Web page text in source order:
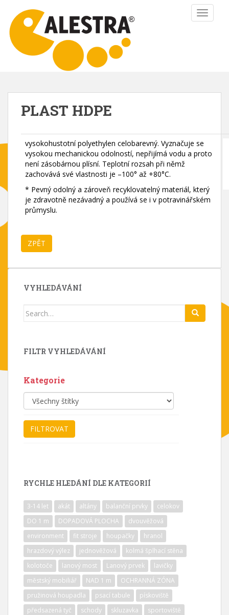
n
PLAST HDPE
vysokohustotní polyethylen celobarevný. Vyznačuje se
vysokou mechanickou odolností, nepřijímá vodu a proto
není zásobárnou plísní. Teplotní rozsah při němž
zachovává své vlastnosti je –100° až +80°C.
* Pevný odolný a zároveň recyklovatelný materiál, který
je zdravotně nezávadný a používá se i v potravinářském
průmyslu.
VYHLEDÁVÁNÍ
Search
FILTR VYHLEDÁVÁNÍ
Kategorie
RYCHLE HLEDÁNÍ DLE KATEGORIÍ
3-14 let akát altány balanční prvky
celokov
DO 1 m
DOPADOVÁ PLOCHA
dvouvěžová
environment
fit stroje houpačky
hranol
hrazdový výlez
jednověžová
kolmá šplhací stěna
kolotoče
lanový most Lanový prvek
lavičky
městský mobiliář
NAD 1 m
OCHRANNÁ ZÓNA
pružinová houpadla
psací tabule
pískoviště
předsazená tyč
schody skluzavka
sportoviště